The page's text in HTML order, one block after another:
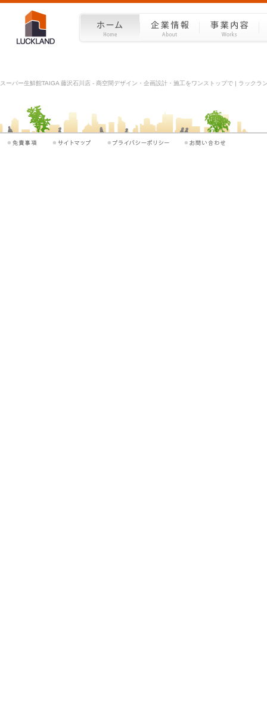
スーパー生鮮館TAIGA 藤沢石川店 - 商空間デザイン・企画設計・施工をワンストップで | ラックラ